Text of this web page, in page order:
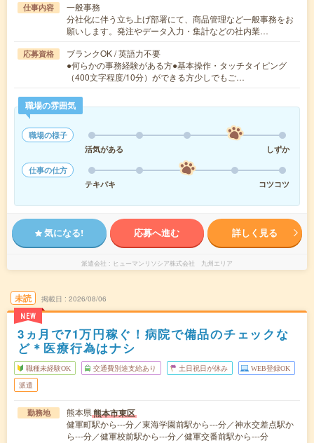
仕事内容
一般事務
分社化に伴う立ち上げ部署にて、商品管理など一般事務をお
願いします。発注やデータ入力・集計などの社内業…
応募資格
ブランクOK / 英語力不要
●何らかの事務経験がある方●基本操作・タッチタイピング
（400文字程度/10分）ができる方少しでもご…
職場の雰囲気
職場の様子
活気がある
しずか
仕事の仕方
テキパキ
コツコツ
気になる! 応募へ進む 詳しく見る
派遣会社 ヒューマンリソシア株式会社 九州エリア
未読
NEW
掲載日 2026/08/06
3ヵ月で71万円稼ぐ！病院で備品のチェックな
ど＊医療行為はナシ
職種未経験OK 交通費別途支給あり 土日祝日が休み WEB登録OK
派遣
勤務地 熊本県熊本市東区
健軍町駅から---分／東海学園前駅から---分／神水交差点駅か
ら---分／健軍校前駅から---分／健軍交番前駅から---分